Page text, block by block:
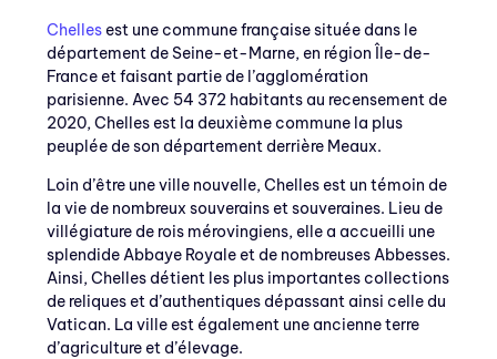
Chelles est une commune française située dans le
département de Seine-et-Marne, en région Île-de-
France et faisant partie de l’agglomération
parisienne. Avec 54 372 habitants au recensement de
2020, Chelles est la deuxième commune la plus
peuplée de son département derrière Meaux.
Loin d’être une ville nouvelle, Chelles est un témoin de
la vie de nombreux souverains et souveraines. Lieu de
villégiature de rois mérovingiens, elle a accueilli une
splendide Abbaye Royale et de nombreuses Abbesses.
Ainsi, Chelles détient les plus importantes collections
de reliques et d’authentiques dépassant ainsi celle du
Vatican. La ville est également une ancienne terre
d’agriculture et d’élevage.